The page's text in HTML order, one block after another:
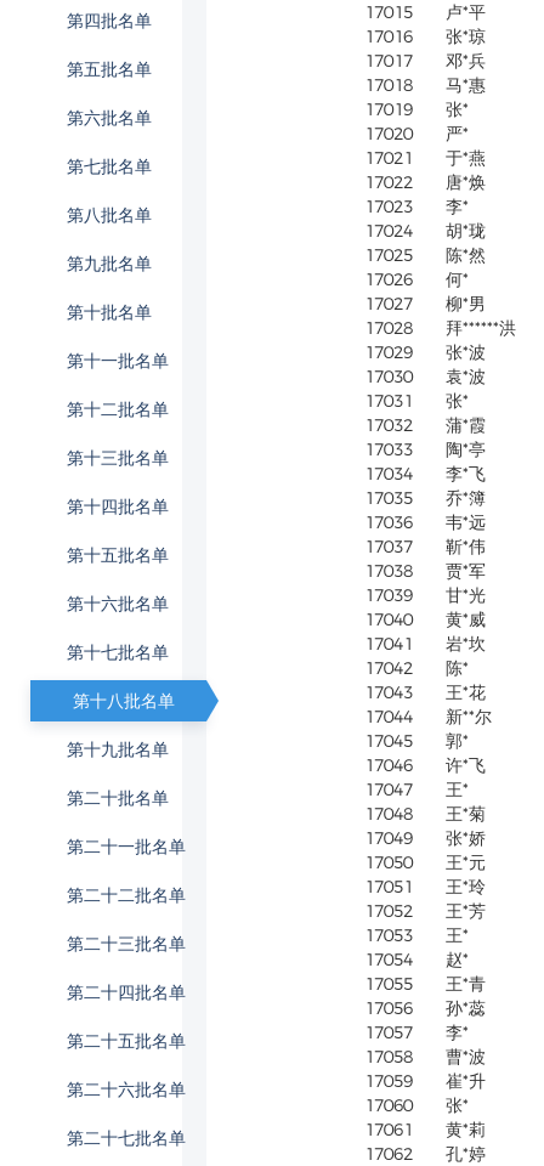
第四批名单
第五批名单
第六批名单
第七批名单
第八批名单
第九批名单
第十批名单
第十一批名单
第十二批名单
第十三批名单
第十四批名单
第十五批名单
第十六批名单
第十七批名单
第十八批名单
第十九批名单
第二十批名单
第二十一批名单
第二十二批名单
第二十三批名单
第二十四批名单
第二十五批名单
第二十六批名单
第二十七批名单
17015
卢*平
17016
张*琼
17017
邓*兵
17018
马*惠
17019
张*
17020
严*
17021
于*燕
17022
唐*焕
17023
李*
17024
胡*珑
17025
陈*然
17026
何*
17027
柳*男
17028
拜******洪
17029
张*波
17030
袁*波
17031
张*
17032
蒲*霞
17033
陶*亭
17034
李*飞
17035
乔*簿
17036
韦*远
17037
靳*伟
17038
贾*军
17039
甘*光
17040
黄*威
17041
岩*坎
17042
陈*
17043
王*花
17044
新**尔
17045
郭*
17046
许*飞
17047
王*
17048
王*菊
17049
张*娇
17050
王*元
17051
王*玲
17052
王*芳
17053
王*
17054
赵*
17055
王*青
17056
孙*蕊
17057
李*
17058
曹*波
17059
崔*升
17060
张*
17061
黄*莉
17062
孔*婷